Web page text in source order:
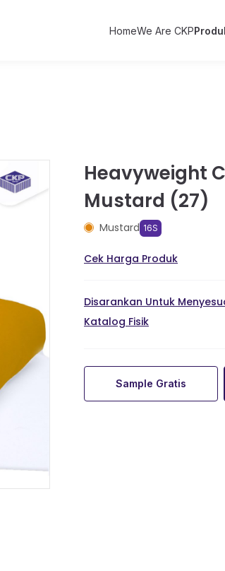
HomeWe Are CKP
Heavyweight
Mustard (27)
Mustard 16S
Cek Harga Produk
Disarankan Untuk
Katalog Fisik
Sample Gratis